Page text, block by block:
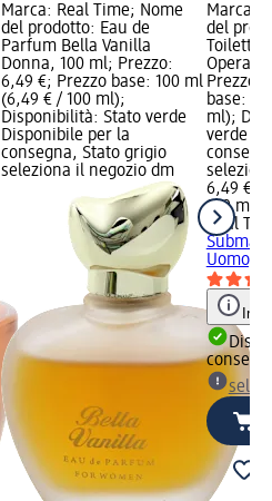
Marca: Real Time; Nome
del prodotto: Eau de
Parfum Bella Vanilla
Donna, 100 ml; Prezzo:
6,49 €; Prezzo base: 100 ml
(6,49 € / 100 ml);
Disponibilità: Stato verde
Disponibile per la
consegna, Stato grigio
seleziona il negozio dm
Marca:
del
Toilette
Prezzo:
base:
ml);
verde
6,49 €
100 ml
Real
Uomo,